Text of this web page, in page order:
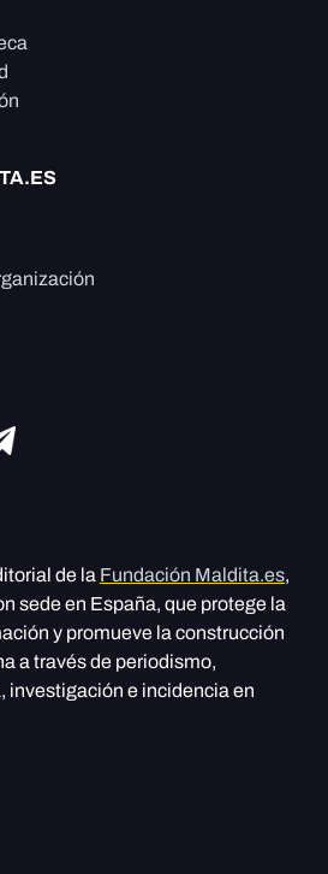
de la Fundación Maldita.es,
sede en España, que protege la
y promueve la construcción
a través de periodismo,
investigación e incidencia en